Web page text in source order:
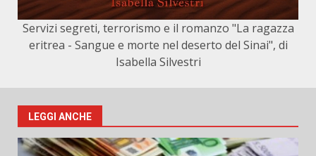
Servizi segreti, terrorismo e il romanzo "La ragazza
eritrea - Sangue e morte nel deserto del Sinai", di
Isabella Silvestri
LEGGI ANCHE